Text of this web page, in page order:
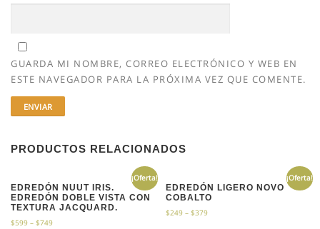
GUARDA MI NOMBRE, CORREO ELECTRÓNICO Y WEB EN
ESTE NAVEGADOR PARA LA PRÓXIMA VEZ QUE COMENTE.
PRODUCTOS RELACIONADOS
¡Oferta!
EDREDÓN NUUT IRIS.
EDREDÓN DOBLE VISTA CON
TEXTURA JACQUARD.
$599 – $749
¡Oferta!
EDREDÓN LIGERO NOVO
COBALTO
$249 –$379